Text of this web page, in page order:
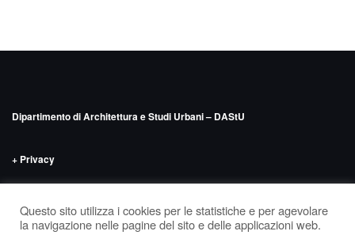
Dipartimento di Architettura e Studi Urbani – DAStU
+ Privacy
‘Nave’, seminterrato
Questo sito utilizza i cookies per le statistiche e per agevolare
la navigazione nelle pagine del sito e delle applicazioni web.